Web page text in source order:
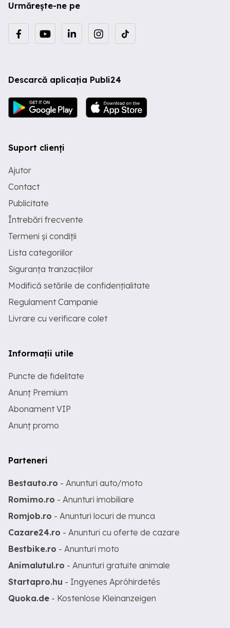
Urmărește-ne pe
Descarcă aplicația Publi24
Suport clienți
Ajutor
Contact
Publicitate
Întrebări frecvente
Termeni și condiții
Lista categoriilor
Siguranța tranzacțiilor
Modifică setările de confidențialitate
Regulament Campanie
Livrare cu verificare colet
Informații utile
Puncte de fidelitate
Anunț Premium
Abonament VIP
Anunț promo
Parteneri
Bestauto.ro - Anunturi auto/moto
Romimo.ro - Anunturi imobiliare
Romjob.ro - Anunturi locuri de munca
Cazare24.ro - Anunturi cu oferte de cazare
Bestbike.ro - Anunturi moto
Animalutul.ro - Anunturi gratuite animale
Startapro.hu - Ingyenes Apróhirdetés
Quoka.de - Kostenlose Kleinanzeigen